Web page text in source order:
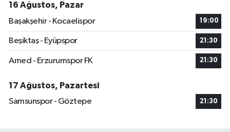
16 Ağustos, Pazar
Başakşehir - Kocaelispor
19:00
Beşiktaş - Eyüpspor 21:30
Amed - Erzurumspor FK 21:30
17 Ağustos, Pazartesi
Samsunspor - Göztepe
21:30